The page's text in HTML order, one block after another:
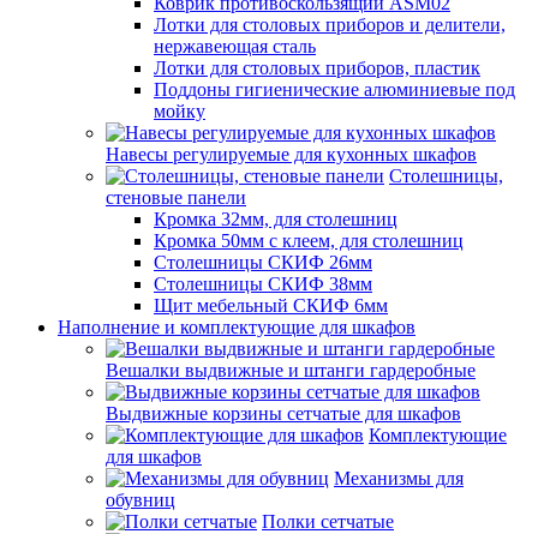
Лотки для столовых приборов и делители,
нержавеющая сталь
Лотки для столовых приборов, пластик
Поддоны гигиенические алюминиевые под
мойку
Навесы регулируемые для кухонных шкафов
Столешницы,
стеновые панели
Кромка 32мм, для столешниц
Кромка 50мм с клеем, для столешниц
Столешницы СКИФ 26мм
Столешницы СКИФ 38мм
Щит мебельный СКИФ 6мм
Наполнение и комплектующие для шкафов
Вешалки выдвижные и штанги гардеробные
Выдвижные корзины сетчатые для шкафов
Комплектующие
для шкафов
Механизмы для
обувниц
Полки сетчатые